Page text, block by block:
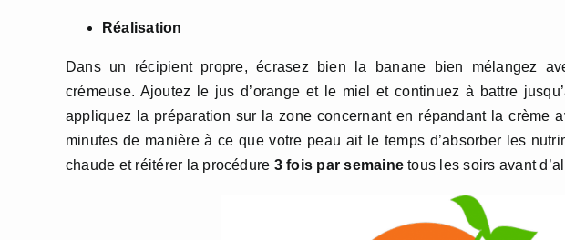
Réalisation
Dans un récipient propre, écrasez bien la banane bien mélangez
crémeuse. Ajoutez le jus d’orange et le miel et continuez à battre
appliquez la préparation sur la zone concernant en répandant la crème
minutes de manière à ce que votre peau ait le temps d’absorber les
chaude et réitérer la procédure 3 fois par semaine tous les soirs avant